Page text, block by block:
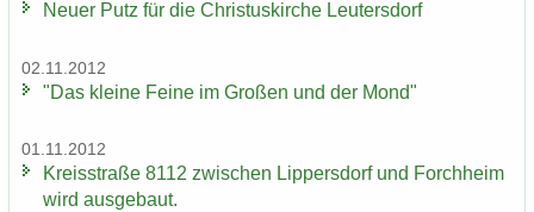
Neuer Putz für die Chris­tus­kir­che Leu­ters­dorf
02.11.2012
"Das klei­ne Feine im Gro­ßen und der Mond"
01.11.2012
Kreis­stra­ße 8112 zwi­schen Lip­pers­dorf und Forch­heim
wird aus­ge­baut.